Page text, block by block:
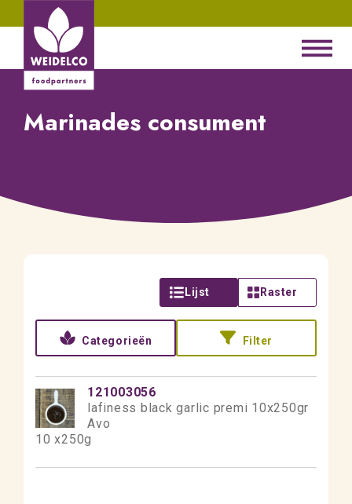
Marinades consument
Lijst Raster
Categorieën Filter
121003056
lafiness black garlic premi 10x250gr
Avo
10 x250g